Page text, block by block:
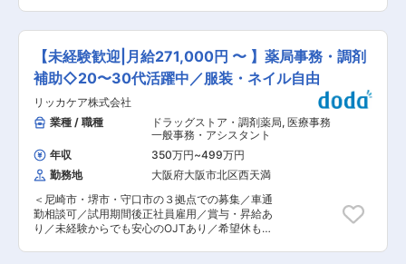
える中核として、安定した運営基盤のもと落ち着
いて長く働けます。 ■職務概要：医療事務 病院
の医事課業務をお任せします。ご経験に応じて担
当領域を決定します。 ■職務詳細： ・外来・入
院の受付、会計、患者様対応（丁寧な説明・ご案
内） ・診療報酬請求業務（レセプト）（点検・返
戻／査定対応含む） ・入退院関連の事務手続き、
書類作成・管理 ・医師・看護部・相談室等との連
携（精神科特有の運用も含め、院内調整） ・各種
加算・算定要件の確認、運用の見直し（経験に応
じて） （将来的に）新人育成、業務フロー改善、
医事課運営補助（医事主任候補） ※医事経験があ
ればキャッチアップできるよう引継ぎ・フォロー
を行います。 ■入職後は：まずは外来業務からス
タートし、経験に応じて職務範囲を広げていただ
きます。 ■所属先人員構成： 事務長-メンバー6
【未経験歓迎|月給271,000円 〜 】薬局事務・調剤
補助◇20〜30代活躍中／服装・ネイル自由
リッカケア株式会社
業種 / 職種
ドラッグストア・調剤薬局, 医療事務
一般事務・アシスタント
年収
350万円~499万円
勤務地
大阪府大阪市北区西天満
＜尼崎市・堺市・守口市の３拠点での募集／車通
勤相談可／試用期間後正社員雇用／賞与・昇給あ
り／未経験からでも安心のOJTあり／希望休も通